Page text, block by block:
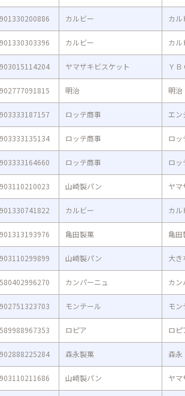
カルビー カ
カルビー カ
ヤマザキビスケット Ｙ
明治 明
ロッテ商事 エン
ロッテ商事 ロ
ロッテ商事 ロ
山崎製パン ヤマ
カルビー カ
亀田製菓 亀
山崎製パン 大き
カンパーニュ カ
モンテール モ
ロピア ロ
森永製菓 森
山崎製パン ヤ